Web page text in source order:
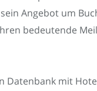
Angebot um
bedeutende
Datenbank mit